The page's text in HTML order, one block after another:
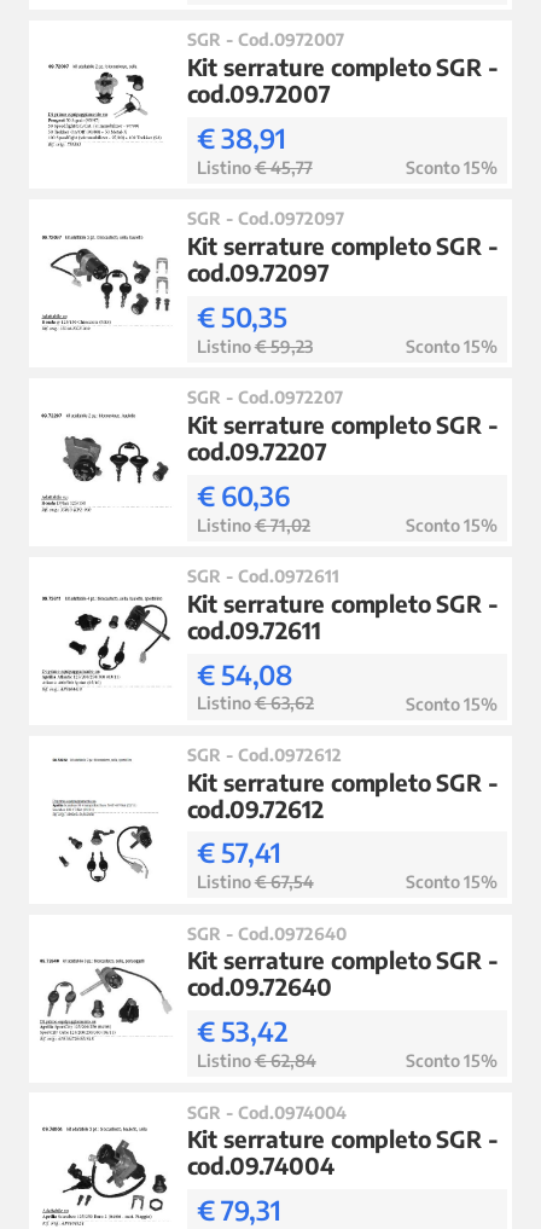
SGR - Cod.0972007
Kit serrature completo SGR -
cod.09.72007
€ 38,91
Listino€ 45,77 Sconto 15%
SGR - Cod.0972097
Kit serrature completo SGR -
cod.09.72097
€ 50,35
Listino€ 59,23 Sconto 15%
SGR - Cod.0972207
Kit serrature completo SGR -
cod.09.72207
€ 60,36
Listino€ 71,02 Sconto 15%
SGR - Cod.0972611
Kit serrature completo SGR -
cod.09.72611
€ 54,08
Listino€ 63,62 Sconto 15%
SGR - Cod.0972612
Kit serrature completo SGR -
cod.09.72612
€ 57,41
Listino€ 67,54 Sconto 15%
SGR - Cod.0972640
Kit serrature completo SGR -
cod.09.72640
€ 53,42
Listino€ 62,84 Sconto 15%
SGR - Cod.0974004
Kit serrature completo SGR -
cod.09.74004
€ 79,31